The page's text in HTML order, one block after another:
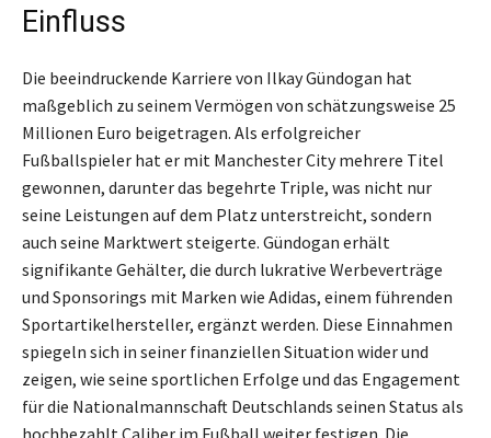
Einfluss
Die beeindruckende Karriere von Ilkay Gündogan hat
maßgeblich zu seinem Vermögen von schätzungsweise 25
Millionen Euro beigetragen. Als erfolgreicher
Fußballspieler hat er mit Manchester City mehrere Titel
gewonnen, darunter das begehrte Triple, was nicht nur
seine Leistungen auf dem Platz unterstreicht, sondern
auch seine Marktwert steigerte. Gündogan erhält
signifikante Gehälter, die durch lukrative Werbeverträge
und Sponsorings mit Marken wie Adidas, einem führenden
Sportartikelhersteller, ergänzt werden. Diese Einnahmen
spiegeln sich in seiner finanziellen Situation wider und
zeigen, wie seine sportlichen Erfolge und das Engagement
für die Nationalmannschaft Deutschlands seinen Status als